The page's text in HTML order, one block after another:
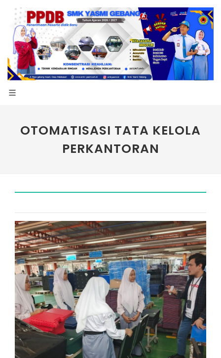
OTOMATISASI TATA KELOLA
PERKANTORAN